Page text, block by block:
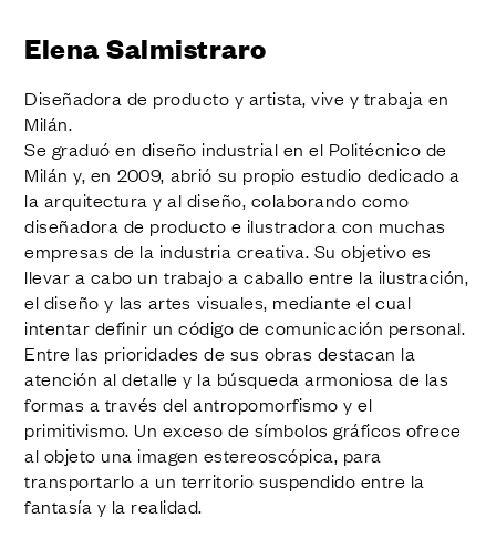
CONTACTOS
Elena Salmistraro
Diseñadora de producto y artista, vive y trabaja en
Milán.
Se graduó en diseño industrial en el Politécnico de
Milán y, en 2009, abrió su propio estudio dedicado a
la arquitectura y al diseño, colaborando como
diseñadora de producto e ilustradora con muchas
empresas de la industria creativa. Su objetivo es
llevar a cabo un trabajo a caballo entre la ilustración,
el diseño y las artes visuales, mediante el cual
intentar definir un código de comunicación personal.
Entre las prioridades de sus obras destacan la
atención al detalle y la búsqueda armoniosa de las
formas a través del antropomorfismo y el
primitivismo. Un exceso de símbolos gráficos ofrece
al objeto una imagen estereoscópica, para
transportarlo a un territorio suspendido entre la
fantasía y la realidad.